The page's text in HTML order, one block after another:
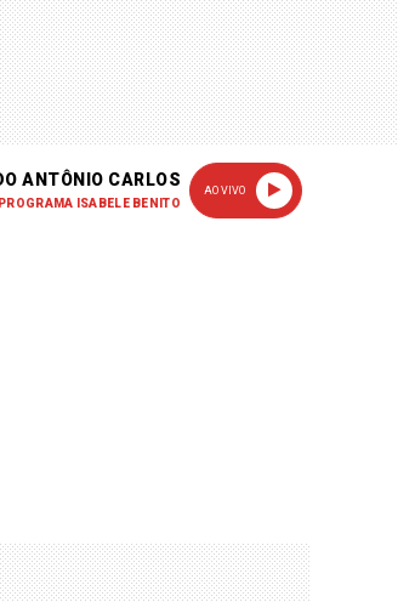
ANTÔNIO CARLOS
ISABELE BENITO
AO VIVO